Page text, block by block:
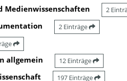
Medienwissenschaften
2
2 Einträge
allgemein 12 Einträge
197 Einträge